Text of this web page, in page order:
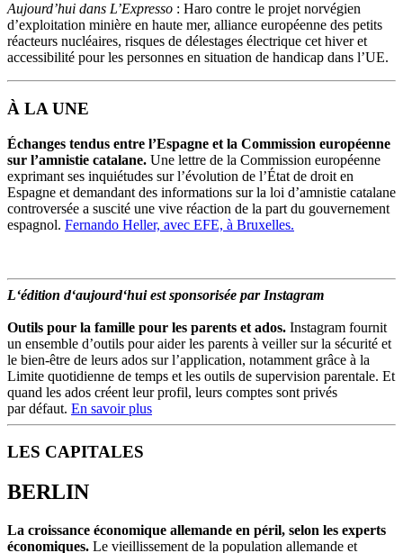
Aujourd’hui dans L’Expresso : Haro contre le projet norvégien
d’exploitation minière en haute mer, alliance européenne des petits
réacteurs nucléaires, risques de délestages électrique cet hiver et
accessibilité pour les personnes en situation de handicap dans l’UE.
À LA UNE
Échanges tendus entre l’Espagne et la Commission européenne
sur l’amnistie catalane. Une lettre de la Commission européenne
exprimant ses inquiétudes sur l’évolution de l’État de droit en
Espagne et demandant des informations sur la loi d’amnistie catalane
controversée a suscité une vive réaction de la part du gouvernement
espagnol. Fernando Heller, avec EFE, à Bruxelles.
L‘édition d‘aujourd‘hui est sponsorisée par Instagram
Outils pour la famille pour les parents et ados. Instagram fournit
un ensemble d’outils pour aider les parents à veiller sur la sécurité et
le bien-être de leurs ados surl’application, notamment grâce à la
Limite quotidienne de temps et les outils de supervision parentale. Et
quand les ados créent leur profil, leurs comptes sont privés
pardéfaut. En savoir plus
LES CAPITALES
BERLIN
La croissance économique allemande en péril, selon les experts
économiques. Le vieillissement de la population allemande et